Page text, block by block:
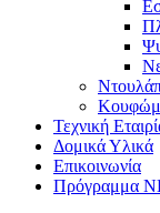
Τεχνική
Δομικά Υλικά
Επικοινωνία
Πρόγραμμα